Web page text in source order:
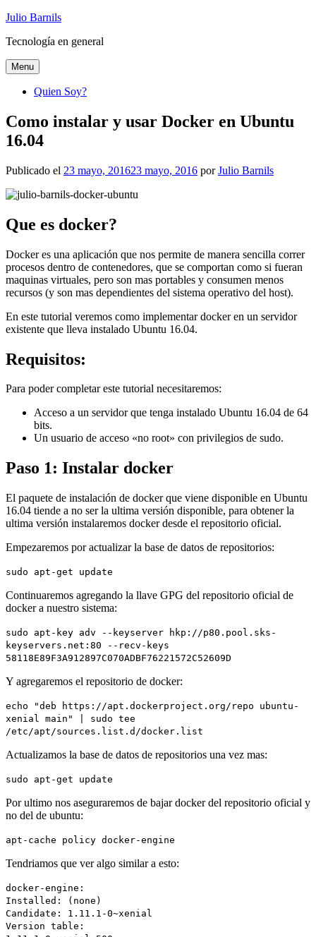
Ir
contenido
Julio Barnils
Tecnología en general
Menu
Quien Soy?
Como instalar y usar Docker en Ubuntu
16.04
Publicado el 23 mayo, 201623 mayo, 2016 porJulio Barnils
Que es docker?
Docker es una aplicación que nos permite de manera sencilla correr
procesos dentro de contenedores, que se comportan como si fueran
maquinas virtuales, pero son mas portables y consumen menos
recursos (y son mas dependientes del sistema operativo del host).
En este tutorial veremos como implementar docker en un servidor
existente que lleva instalado Ubuntu 16.04.
Requisitos:
Para poder completar este tutorial necesitaremos:
Acceso a un servidor que tenga instalado Ubuntu 16.04 de 64
bits.
Un usuario de acceso «no root» con privilegios de sudo.
Paso 1: Instalar docker
El paquete de instalación de docker que viene disponible en Ubuntu
16.04 tiende a no ser la ultima versión disponible, para obtener la
ultima versión instalaremos docker desde el repositorio oficial.
Empezaremos por actualizar la base de datos de repositorios:
sudo apt-get update
Continuaremos agregando la llave GPG del repositorio oficial de
docker a nuestro sistema:
sudo apt-key adv --keyserver hkp://p80.pool.sks-
keyservers.net:80 --recv-keys
58118E89F3A912897C070ADBF76221572C52609D
Y agregaremos el repositorio de docker:
echo "deb https://apt.dockerproject.org/repo ubuntu-
xenial main" | sudo tee
/etc/apt/sources.list.d/docker.list
Actualizamos la base de datos de repositorios una vez mas:
sudo apt-get update
Por ultimo nos aseguraremos de bajar docker del repositorio oficial y
no del de ubuntu:
apt-cache policy docker-engine
Tendriamos que ver algo similar a esto:
docker-engine:
Installed: (none)
Candidate: 1.11.1-0~xenial
Version table: